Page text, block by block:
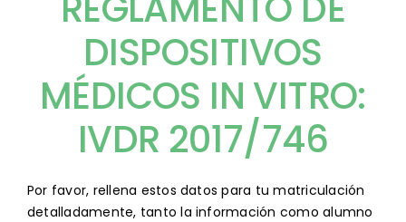
DISPOSITIVOS
MÉDICOS IN VITRO:
IVDR 2017/746
matricula_cursos_imq
Por favor, rellena estos datos para tu matriculación
detalladamente, tanto la información como alumno